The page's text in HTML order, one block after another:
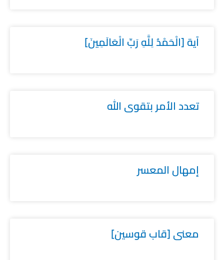
آية [الْحَمْدُ لِلَّهِ رَبِّ الْعَالَمِينَ]
تعدد الأمر بتقوى الله
إمهال المعسر
معنى [قاب قوسين]